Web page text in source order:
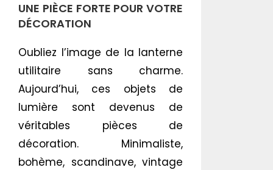
UNE PIÈCE FORTE POUR VOTRE
DÉCORATION
Oubliez l’image de la lanterne
utilitaire sans charme.
Aujourd’hui, ces objets de
lumière sont devenus de
véritables pièces de
décoration. Minimaliste,
bohème, scandinave, vintage